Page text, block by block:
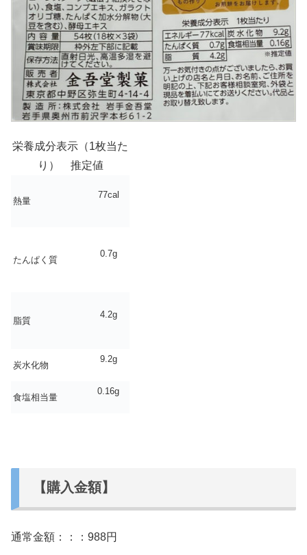
栄養成分表示（1枚当た
り） 推定値
熱量
77cal
たんぱく質
0.7g
脂質
4.2g
炭水化物
9.2g
食塩相当量
0.16g
【購入金額】
通常金額：：：988円